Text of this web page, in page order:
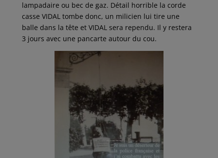
lampadaire ou bec de gaz. Détail horrible la corde
casse VIDAL tombe donc, un milicien lui tire une
balle dans la tête et VIDAL sera rependu. Il y restera
3 jours avec une pancarte autour du cou.